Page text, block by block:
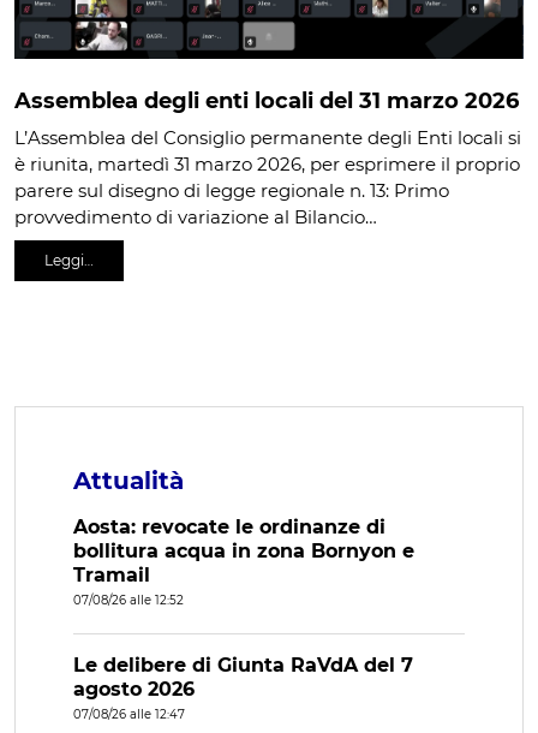
Assemblea degli enti locali del 31 marzo 2026
L’Assemblea del Consiglio permanente degli Enti locali si
è riunita, martedì 31 marzo 2026, per esprimere il proprio
parere sul disegno di legge regionale n. 13: Primo
provvedimento di variazione al Bilancio…
Leggi…
Attualità
Aosta: revocate le ordinanze di
bollitura acqua in zona Bornyon e
Tramail
07/08/26 alle 12:52
Le delibere di Giunta RaVdA del 7
agosto 2026
07/08/26 alle 12:47